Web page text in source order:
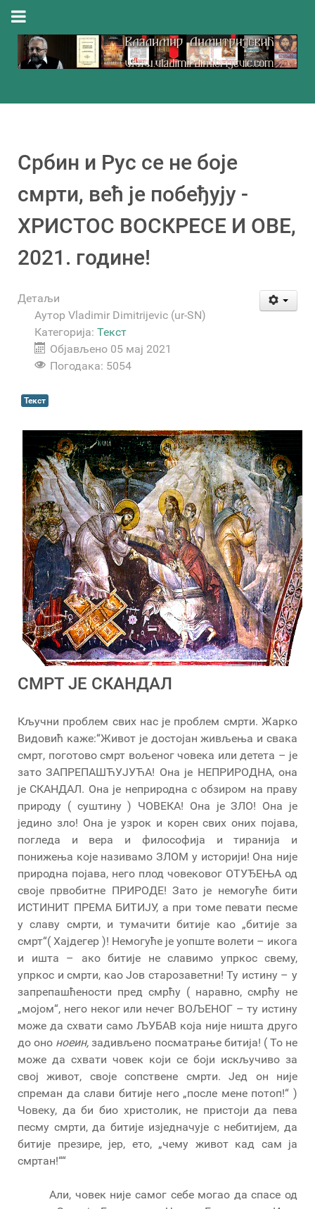
Србин и Рус се не боје
смрти, већ је побеђују -
ХРИСТОС ВОСКРЕСЕ И ОВЕ,
2021. године!
Детаљи
Аутор Vladimir Dimitrijevic (ur-SN)
Категорија: Текст
Објављено 05 мај 2021
Погодака: 5054
Текст
СМРТ ЈЕ СКАНДАЛ
Кључни проблем свих нас је проблем смрти. Жарко
Видовић каже:“Живот је достојан живљења и свака
смрт, поготово смрт вољеног човека или детета – је
зато ЗАПРЕПАШЋУЈУЋА! Она је НЕПРИРОДНА, она
је СКАНДАЛ. Она је неприродна с обзиром на праву
природу ( суштину ) ЧОВЕКА! Она је ЗЛО! Она је
једино зло! Она је узрок и корен свих оних појава,
погледа и вера и философија и тиранија и
понижења које називамо ЗЛОМ у историји! Она није
природна појава, него плод човековог ОТУЂЕЊА од
своје првобитне ПРИРОДЕ! Зато је немогуће бити
ИСТИНИТ ПРЕМА БИТИЈУ, а при томе певати песме
у славу смрти, и тумачити битије као „битије за
смрт“( Хајдегер )! Немогуће је уопште волети – икога
и ишта – ако битије не славимо упркос свему,
упркос и смрти, као Јов старозаветни! Ту истину – у
запрепашћености пред смрћу ( наравно, смрћу не
„мојом“, него неког или нечег ВОЉЕНОГ – ту истину
може да схвати само ЉУБАВ која није ништа друго
до оно ноеин, задивљено посматрање битија! ( То не
може да схвати човек који се боји искључиво за
свој живот, своје сопствене смрти. Јед он није
спреман да слави битије него „после мене потоп!“ )
Човеку, да би био христолик, не пристоји да пева
песму смрти, да битије изједначује с небитијем, да
битије презире, јер, ето, „чему живот кад сам ја
смртан!““
Али, човек није самог себе могао да спасе од